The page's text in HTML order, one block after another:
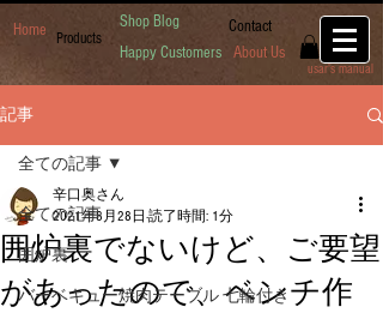
Home
Happy Customers
Contact
About Us
Shop Blog
Products
usar's manual
記事
全ての記事
囲炉裏
バーベキュー焼肉テーブル 七輪付き
全ての記事
囲炉裏でないけど、ご要望
があったので、ベンチ作
辛口奥さん
2021年8月28日 読了時間: 1分